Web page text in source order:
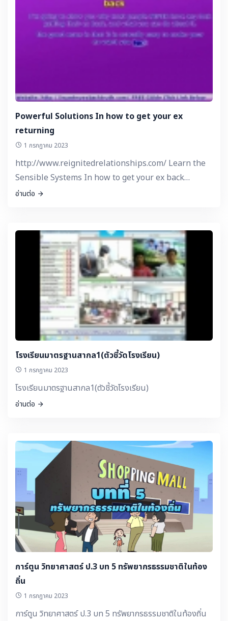
Powerful Solutions In how to get your ex
returning
1 กรกฎาคม 2023
http://www.reignitedrelationships.com/ Learn the
Sensible Systems In how to get your ex back
Clarified
อ่านต่อ
โรงเรียนมาตรฐานสากล1(ตัวชี้วัดโรงเรียน)
1 กรกฎาคม 2023
โรงเรียนมาตรฐานสากล1(ตัวชี้วัดโรงเรียน)
อ่านต่อ
การ์ตูน วิทยาศาสตร์ ป.3 บท 5 ทรัพยากรธรรมชาติในท้อง
ถิ่น
1 กรกฎาคม 2023
การ์ตูน วิทยาศาสตร์ ป.3 บท 5 ทรัพยากรธรรมชาติในท้องถิ่น